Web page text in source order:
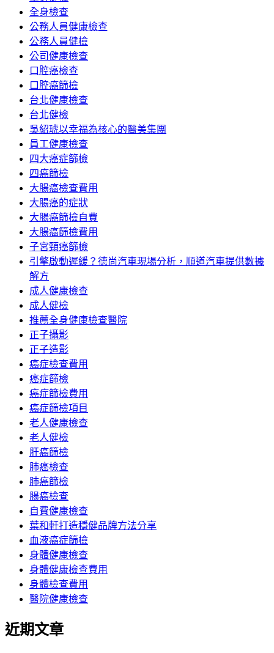
全身檢查
公務人員健康檢查
公務人員健檢
公司健康檢查
口腔癌檢查
口腔癌篩檢
台北健康檢查
台北健檢
吳紹琥以幸福為核心的醫美集團
員工健康檢查
四大癌症篩檢
四癌篩檢
大腸癌檢查費用
大腸癌的症狀
大腸癌篩檢自費
大腸癌篩檢費用
子宮頸癌篩檢
引擎啟動遲緩？德尚汽車現場分析，順道汽車提供數據
解方
成人健康檢查
成人健檢
推薦全身健康檢查醫院
正子攝影
正子造影
癌症檢查費用
癌症篩檢
癌症篩檢費用
癌症篩檢項目
老人健康檢查
老人健檢
肝癌篩檢
肺癌檢查
肺癌篩檢
腸癌檢查
自費健康檢查
葉和軒打造穩健品牌方法分享
血液癌症篩檢
身體健康檢查
身體健康檢查費用
身體檢查費用
醫院健康檢查
近期文章